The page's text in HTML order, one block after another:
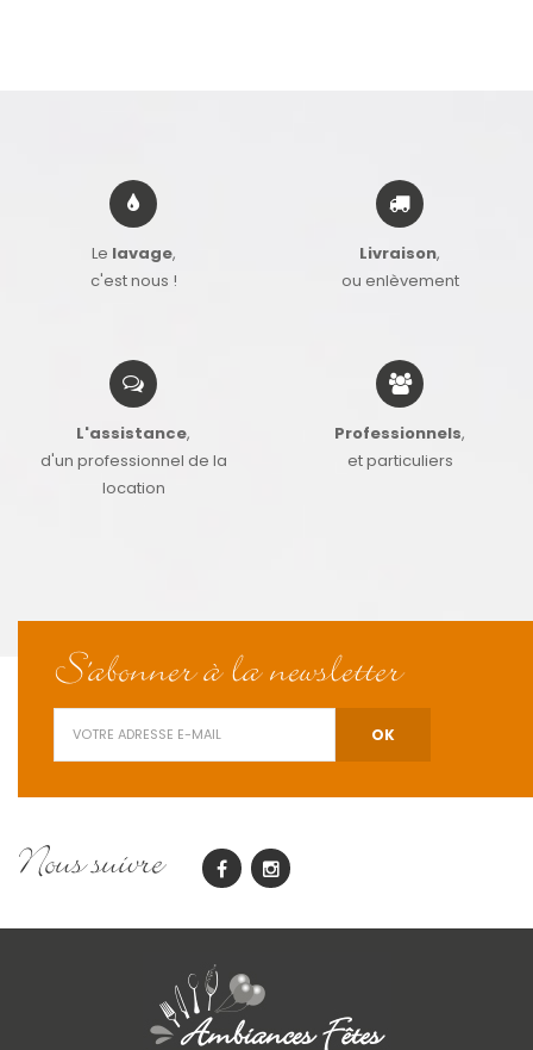
Le lavage,
c'est nous !
Livraison,
ou enlèvement
L'assistance,
d'un professionnel de la
location
Professionnels,
et particuliers
S'abonner à la newsletter
Nous suivre